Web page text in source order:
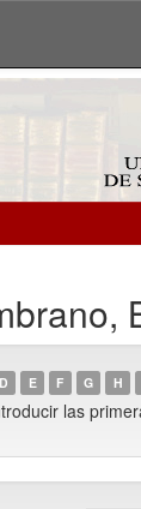
D E F G H
las